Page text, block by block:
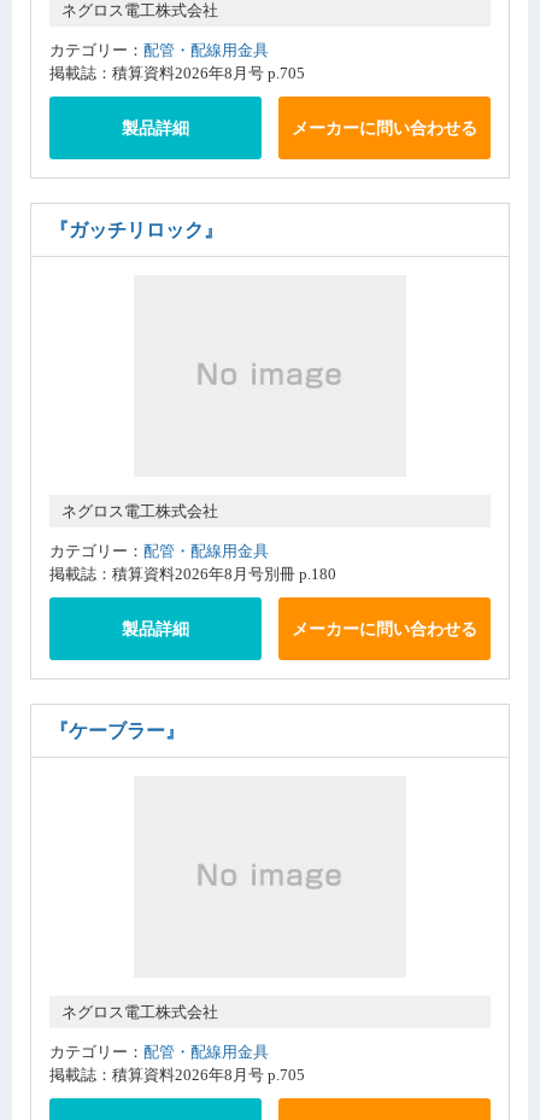
ネグロス電工株式会社
カテゴリー： 配管・配線用金具
掲載誌：積算資料2026年8月号 p.705
製品詳細 メーカーに問い合わせる
『ガッチリロック』
ネグロス電工株式会社
カテゴリー： 配管・配線用金具
掲載誌：積算資料2026年8月号別冊 p.180
製品詳細 メーカーに問い合わせる
『ケーブラー』
ネグロス電工株式会社
カテゴリー： 配管・配線用金具
掲載誌：積算資料2026年8月号 p.705